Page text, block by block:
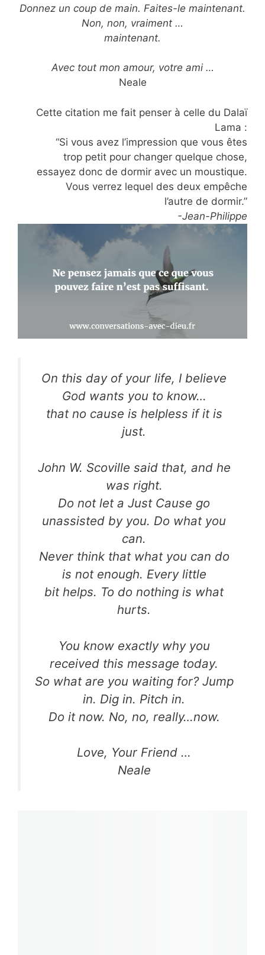
Donnez un coup de main. Faites-le maintenant.
Non, non, vraiment …
maintenant.
Avec tout mon amour, votre ami …
Neale
Cette citation me fait penser à celle du Dalaï
Lama :
“Si vous avez l’impression que vous êtes
trop petit pour changer quelque chose,
essayez donc de dormir avec un moustique.
Vous verrez lequel des deux empêche
l’autre de dormir.”
-Jean-Philippe
On this day of your life, I believe
God wants you to know…
that no cause is helpless if it is
just.
John W. Scoville said that, and he
was right.
Do not let a Just Cause go
unassisted by you. Do what you
can.
Never think that what you can do
is not enough. Every little
bit helps. To do nothing is what
hurts.
You know exactly why you
received this message today.
So what are you waiting for? Jump
in. Dig in. Pitch in.
Do it now. No, no, really…now.
Love, Your Friend …
Neale